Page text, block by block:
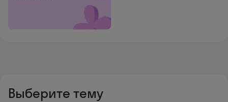
Выберите тему